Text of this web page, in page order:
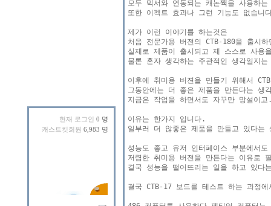
현재 로그인 0 명
캐스트킷회원 6,983 명
모두 믹서와 연동되는 캐논짹을 사용하
또한 이펙트 효과나 그런 기능도 없습
제가 이런 이야기를 하는것은
처음 전문가용 버젼의 CTB-180을 출시
실제로 제품이 출시되고 제 스스로 사용
물론 혼자 생각하는 주관적인 생각일지
이후에 취미용 버젼을 만들기 위해서
그동안에는 더 좋은 제품을 만든다는 생
지금은 작업을 하면서도 자꾸만 망설이
이유는 한가지 입니다.
일부러 더 않좋은 제품을 만들고 있다는
성능도 좋고 유저 인터페이스 부분에서
저렴한 취미용 버젼을 만든다는 이유
결국 성능을 떨어뜨리는 일을 하고 있
결국 CTB-17 보드를 테스트 하는 과정